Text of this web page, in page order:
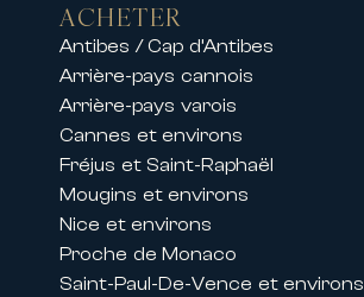
ACHETER
Antibes / Cap d’Antibes
Arrière-pays cannois
Arrière-pays varois
Cannes et environs
Fréjus et Saint-Raphaël
Mougins et environs
Nice et environs
Proche de Monaco
Saint-Paul-De-Vence et environs